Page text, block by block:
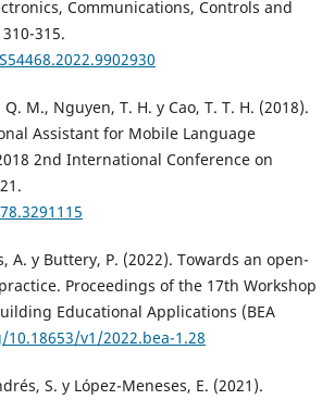
Communications, Controls and
315.
M., Nguyen, T. H. y Cao, T. T. H. (2018).
Assistant for Mobile Language
2nd International Conference on
A. y Buttery, P. (2022). Towards an open-
Proceedings of the 17th Workshop
Educational Applications (BEA
v1/2022.bea-1.28
S. y López-Meneses, E. (2021).